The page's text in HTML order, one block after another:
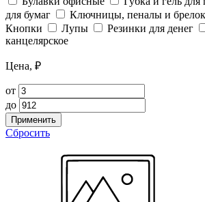
для бумаг
Ключницы, пеналы и
Кнопки
Лупы Резинки для денег
канцелярское
Цена, ₽
от
до
Применить
Сбросить